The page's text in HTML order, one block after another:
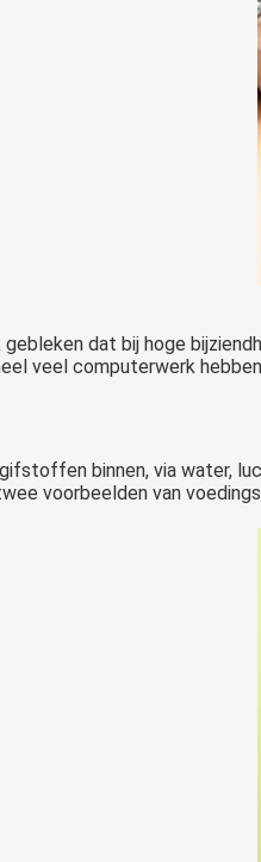
dat bij hoge
veel computerwerk
binnen, via water,
voorbeelden van